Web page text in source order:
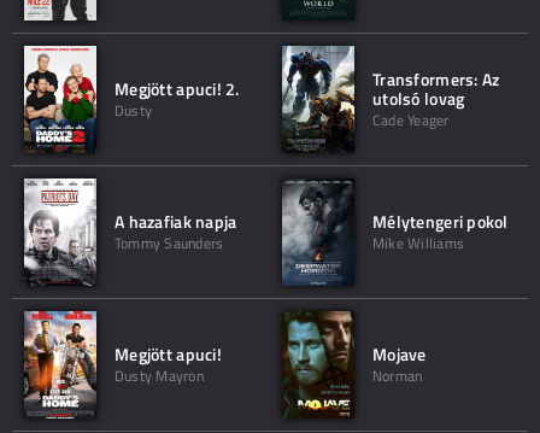
Megjött apuci! 2.
Dusty
Transformers: Az
utolsó lovag
Cade Yeager
A hazafiak napja
Tommy Saunders
Mélytengeri pokol
Mike Williams
Megjött apuci!
Dusty Mayron
Mojave
Norman